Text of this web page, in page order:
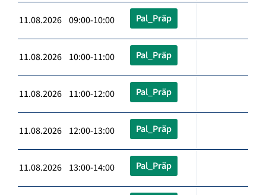
11.08.2026 09:00-10:00 Pal_Präp
11.08.2026 10:00-11:00 Pal_Präp
11.08.2026 11:00-12:00 Pal_Präp
11.08.2026 12:00-13:00 Pal_Präp
11.08.2026 13:00-14:00 Pal_Präp